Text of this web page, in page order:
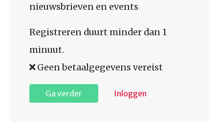
nieuwsbrieven en events
Registreren duurt minder dan 1
minuut.
Geen betaalgegevens vereist
Ga verder Inloggen